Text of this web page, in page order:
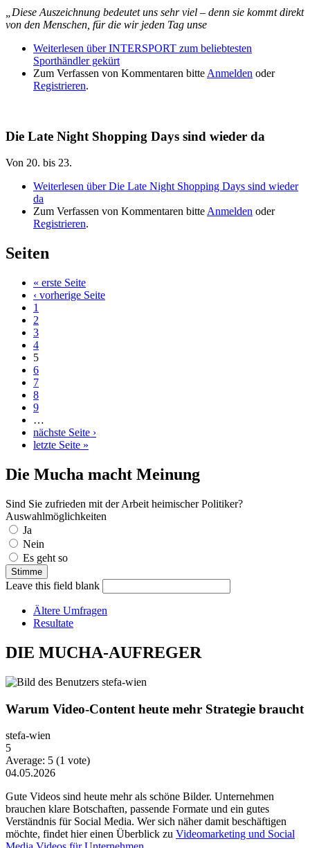
„Diese Auszeichnung bedeutet uns sehr viel – denn sie kommt direkt
von den Menschen, für die wir jeden Tag unse
Weiterlesen über INTERSPORT zum beliebtesten
Sporthändler gekürt
Zum Verfassen von Kommentaren bitte Anmelden oder
Registrieren.
Die Late Night Shopping Days sind wieder da
Von 20. bis 23.
Weiterlesen über Die Late Night Shopping Days sind wieder
da
Zum Verfassen von Kommentaren bitte Anmelden oder
Registrieren.
Seiten
« erste Seite
‹ vorherige Seite
1
2
3
4
5
6
7
8
9
…
nächste Seite ›
letzte Seite »
Die Mucha macht Meinung
Sind Sie zufrieden mit der Arbeit heimischer Politiker?
Auswahlmöglichkeiten
Ja
Nein
Es geht so
Leave this field blank
Ältere Umfragen
Resultate
DIE MUCHA-AUFREGER
Warum Video-Content heute mehr Strategie braucht
stefa-wien
5
Average: 5 (1 vote)
04.05.2026
Gute Videos sind heute mehr als schöne Bilder. Unternehmen
brauchen klare Botschaften, passende Formate und ein gutes
Verständnis für Social Media. Wer sich näher damit beschäftigen
möchte, findet hier einen Überblick zu Videomarketing und Social